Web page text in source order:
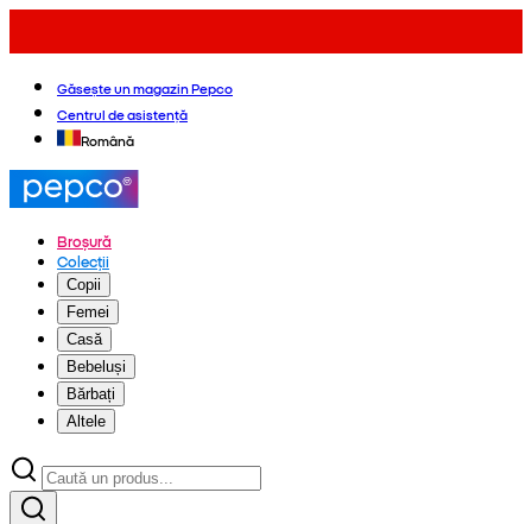
Găsește un magazin Pepco
Centrul de asistență
Română
Broșură
Colecții
Copii
Femei
Casă
Bebeluși
Bărbați
Altele